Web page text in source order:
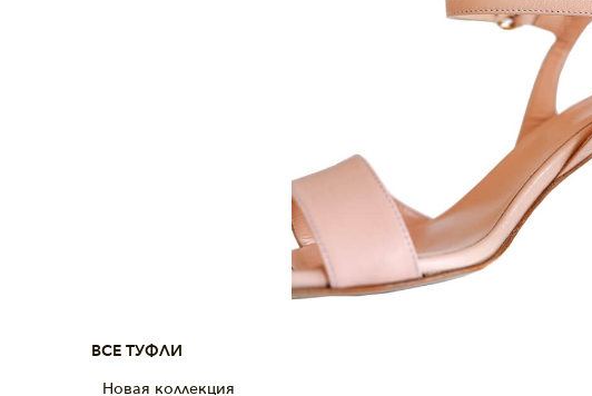
ВСЕ ТУФЛИ
Новая коллекция